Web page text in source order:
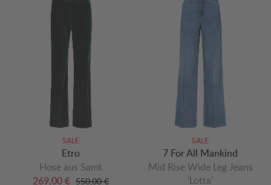
SALE
Etro
Hose aus Samt
269,00 € 550,00 €
SALE
7 For All Mankind
Mid Rise Wide Leg Jeans
'Lotta'